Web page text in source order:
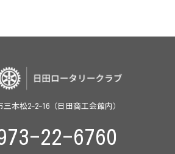
三本松2-2-16（日田商工会館内）
22-6760